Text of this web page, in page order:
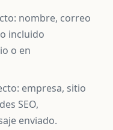
nombre, correo
incluido
o en
empresa, sitio
SEO,
enviado.